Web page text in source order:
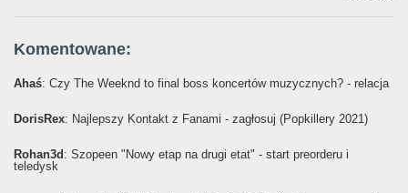
Komentowane:
Ahaś: Czy The Weeknd to final boss koncertów muzycznych? - relacja
DorisRex: Najlepszy Kontakt z Fanami - zagłosuj (Popkillery 2021)
Rohan3d : Szopeen "Nowy etap na drugi etat" - start preorderu i
teledysk